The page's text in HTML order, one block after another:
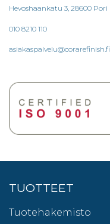
Hevoshaankatu 3, 28600 Pori
010 8210 110
asiakaspalvelu@corarefinish.fi
TUOTTEET
Tuotehakemisto